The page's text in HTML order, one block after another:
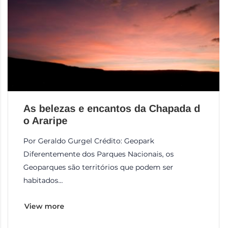
As belezas e encantos da Chapada d
o Araripe
Por Geraldo Gurgel Crédito: Geopark
Diferentemente dos Parques Nacionais, os
Geoparques são territórios que podem ser
habitados...
View more